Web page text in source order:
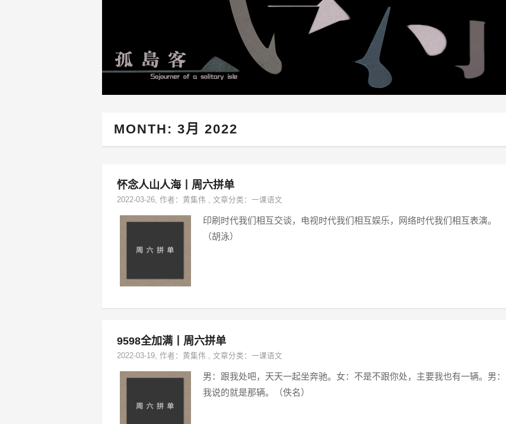
MONTH: 3月 2022
怀念人山人海丨周六拼单
2022-03-26, 作者： 黄集伟 , 文章分类： 一课语文
印刷时代我们相互交谈，电视时代我们相互娱乐，网络时代我们相互表演。 ​​​​
（胡泳）
9598全加满丨周六拼单
2022-03-19, 作者： 黄集伟 , 文章分类： 一课语文
男：跟我处吧，天天一起坐奔驰。女：不是不跟你处，主要我也有一辆。男：
我说的就是那辆。（佚名）